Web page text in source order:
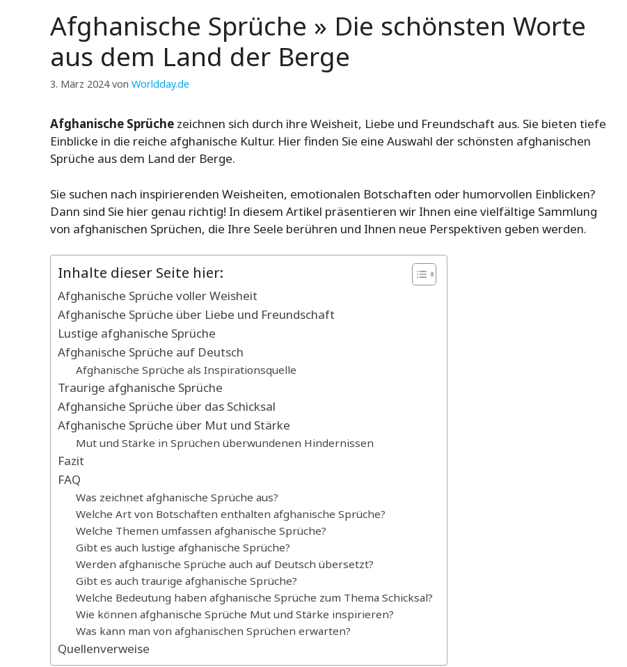
Afghanische Sprüche » Die schönsten Worte
aus dem Land der Berge
3. März 2024 von Worldday.de
Afghanische Sprüche zeichnen sich durch ihre Weisheit, Liebe und Freundschaft aus. Sie bieten tiefe
Einblicke in die reiche afghanische Kultur. Hier finden Sie eine Auswahl der schönsten afghanischen
Sprüche aus dem Land der Berge.
Sie suchen nach inspirierenden Weisheiten, emotionalen Botschaften oder humorvollen Einblicken?
Dann sind Sie hier genau richtig! In diesem Artikel präsentieren wir Ihnen eine vielfältige Sammlung
von afghanischen Sprüchen, die Ihre Seele berühren und Ihnen neue Perspektiven geben werden.
Inhalte dieser Seite hier:
Afghanische Sprüche voller Weisheit
Afghanische Sprüche über Liebe und Freundschaft
Lustige afghanische Sprüche
Afghanische Sprüche auf Deutsch
Afghanische Sprüche als Inspirationsquelle
Traurige afghanische Sprüche
Afghansiche Sprüche über das Schicksal
Afghanische Sprüche über Mut und Stärke
Mut und Stärke in Sprüchen überwundenen Hindernissen
Fazit
FAQ
Was zeichnet afghanische Sprüche aus?
Welche Art von Botschaften enthalten afghanische Sprüche?
Welche Themen umfassen afghanische Sprüche?
Gibt es auch lustige afghanische Sprüche?
Werden afghanische Sprüche auch auf Deutsch übersetzt?
Gibt es auch traurige afghanische Sprüche?
Welche Bedeutung haben afghanische Sprüche zum Thema Schicksal?
Wie können afghanische Sprüche Mut und Stärke inspirieren?
Was kann man von afghanischen Sprüchen erwarten?
Quellenverweise